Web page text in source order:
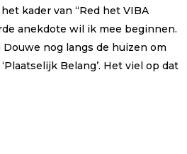
kader van “Red het VIBA
anekdote wil ik mee beginnen.
nog langs de huizen om
Belang’. Het viel op dat